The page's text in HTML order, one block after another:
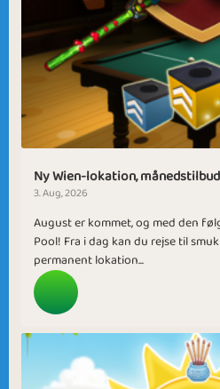
Ny Wien-lokation,
3. Aug, 2026
August er kommet, og med den
Pool! Fra i dag kan du rejse til
permanent lokation...